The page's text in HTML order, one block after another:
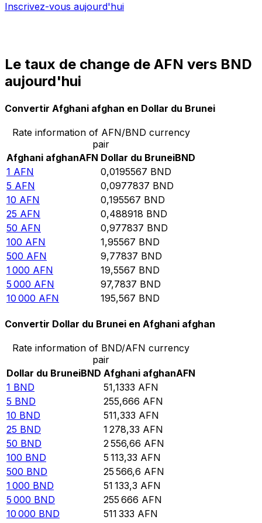
Inscrivez-vous aujourd'hui
Le taux de change de AFN vers BND
aujourd'hui
Convertir Afghani afghan en Dollar du Brunei
Rate information of AFN/BND currency
pair
Afghani afghanAFN Dollar du BruneiBND
1 AFN 0,0195567 BND
5 AFN 0,0977837 BND
10 AFN 0,195567 BND
25 AFN 0,488918 BND
50 AFN 0,977837 BND
100 AFN 1,95567 BND
500 AFN 9,77837 BND
1 000 AFN 19,5567 BND
5 000 AFN 97,7837 BND
10 000 AFN 195,567 BND
Convertir Dollar du Brunei en Afghani afghan
Rate information of BND/AFN currency
pair
Dollar du BruneiBND Afghani afghanAFN
1 BND 51,1333 AFN
5 BND 255,666 AFN
10 BND 511,333 AFN
25 BND 1 278,33 AFN
50 BND 2 556,66 AFN
100 BND 5 113,33 AFN
500 BND 25 566,6 AFN
1 000 BND 51 133,3 AFN
5 000 BND 255 666 AFN
10 000 BND 511 333 AFN